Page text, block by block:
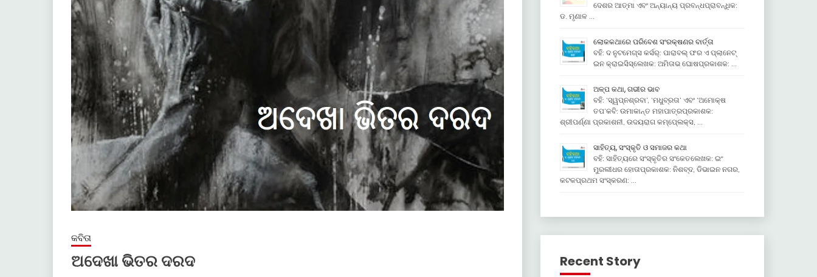
କବିତା
ଅଦେଖା ଭିତର ଦରଦ
ଦେଶର ଆତ୍ମା ଏବଂ ଅନ୍ୟାନ୍ୟ ପ୍ରବନ୍ଧପ୍ରାବନ୍ଧିକ:
ଡ. ମୃଣାଳ …
ଲୋକକଥାରେ ପରିବେଶ ସଂରକ୍ଷଣର ବାର୍ତ୍ତା
ବହି: ଦ ନୁଟମେଗ୍ସ କର୍ସର୍: ପାରାବଲ୍ ଫର ଏ ପ୍ଲାନେଟ୍
ଇନ କ୍ରାଇସିସ୍ଲେଖକ: ଅମିତାଭ ଘୋଷପ୍ରକାଶକ: …
ଅଳ୍ପ କଥା, ଗଭୀର ଭାବ
ବହି: ‘ସ୍ୱପ୍ନଶ୍ରବା’, ‘ମଧୁବ୍ରତା’ ଏବଂ ‘ଅମୋକ୍ଷ
ତପ’କବି: ଉମାକାନ୍ତ ମହାପାତ୍ରପ୍ରକାଶକ:
ଶ୍ରୀପର୍ଣ୍ଣା ପ୍ରକାଶନୀ, ଉଦୟରାଗ କମ୍ପେ୍ଲକ୍ସ, …
ସାହିତ୍ୟ, ସଂସ୍କୃତି ଓ ସମାଜର କଥା
ବହି: ସାହିତ୍ୟରେ ସଂସ୍କୃତିର ସଂକେତଲେଖକ: ଇଂ
ମୁରଲୀଧର ହୋତାପ୍ରକାଶକ: ନିଶବ୍ଦ, ଡିଭାଇନ ନଗର,
କଟକପ୍ରଥମ ସଂସ୍କରଣ: …
Recent Story